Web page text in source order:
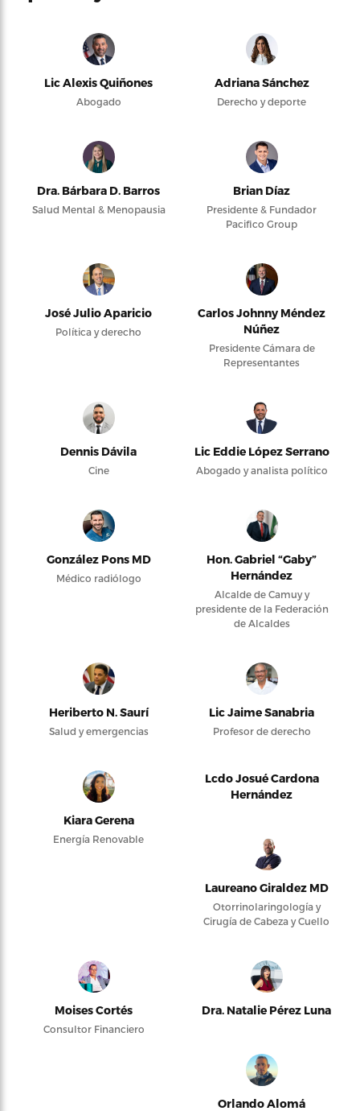
Lic Alexis Quiñones
Abogado
Adriana Sánchez
Derecho y deporte
Dra. Bárbara D. Barros
Salud Mental & Menopausia
Brian Díaz
Presidente & Fundador
Pacifico Group
José Julio Aparicio
Política y derecho
Carlos Johnny Méndez
Núñez
Presidente Cámara de
Representantes
Dennis Dávila
Cine
Lic Eddie López Serrano
Abogado y analista político
González Pons MD
Médico radiólogo
Hon. Gabriel “Gaby”
Hernández
Alcalde de Camuy y
presidente de la Federación
de Alcaldes
Heriberto N. Saurí
Salud y emergencias
Lic Jaime Sanabria
Profesor de derecho
Kiara Gerena
Energía Renovable
Lcdo Josué Cardona
Hernández
Laureano Giraldez MD
Otorrinolaringología y
Cirugía de Cabeza y Cuello
Moises Cortés
Consultor Financiero
Dra. Natalie Pérez Luna
Orlando Alomá